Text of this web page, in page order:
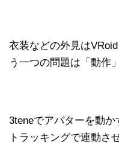
衣装などの外見は
う一つの問題は「動作
3teneでアバターを動
トラッキングで連動さ